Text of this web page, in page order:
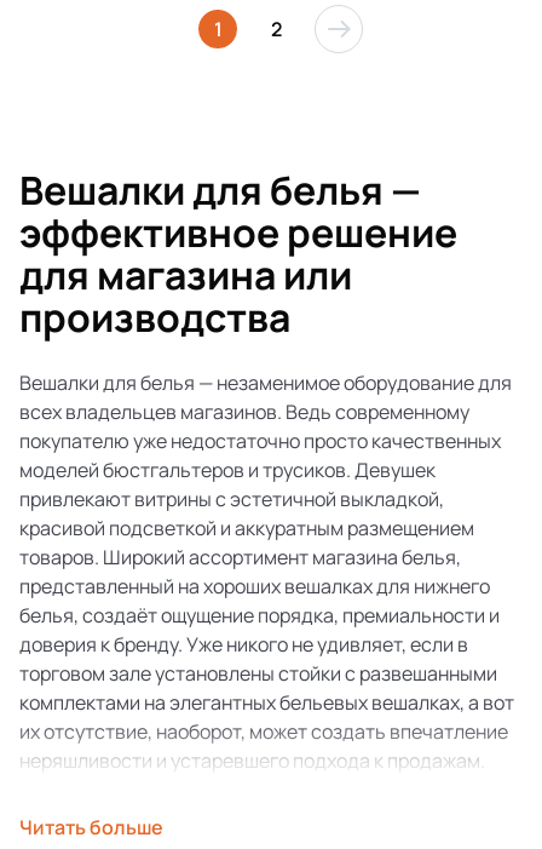
1 2
Вешалки для белья —
эффективное решение
для магазина или
производства
Вешалки для белья — незаменимое оборудование для
всех владельцев магазинов. Ведь современному
покупателю уже недостаточно просто качественных
моделей бюстгальтеров и трусиков. Девушек
привлекают витрины с эстетичной выкладкой,
красивой подсветкой и аккуратным размещением
товаров. Широкий ассортимент магазина белья,
представленный на хороших вешалках для нижнего
белья, создаёт ощущение порядка, премиальности и
доверия к бренду. Уже никого не удивляет, если в
торговом зале установлены стойки с развешанными
комплектами на элегантных бельевых вешалках, а вот
их отсутствие, наоборот, может создать впечатление
неряшливости и устаревшего подхода к продажам.
Продуманное использование вешалок для нижнего
Читать больше